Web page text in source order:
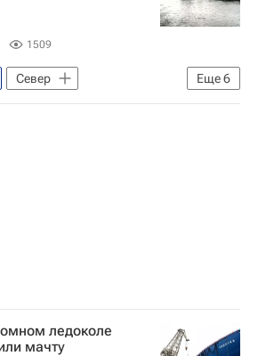
1509
Еще6
Север
Балтийское море
ледоколе
мачту